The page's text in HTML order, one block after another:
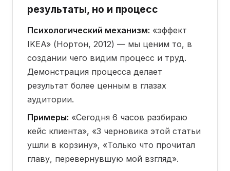
результаты, но и процесс
Психологический механизм: «эффект
IKEA» (Нортон, 2012) — мы ценим то, в
создании чего видим процесс и труд.
Демонстрация процесса делает
результат более ценным в глазах
аудитории.
Примеры: «Сегодня 6 часов разбираю
кейс клиента», «3 черновика этой статьи
ушли в корзину», «Только что прочитал
главу, перевернувшую мой взгляд».